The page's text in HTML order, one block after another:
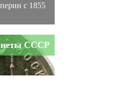
с 1855
СССР